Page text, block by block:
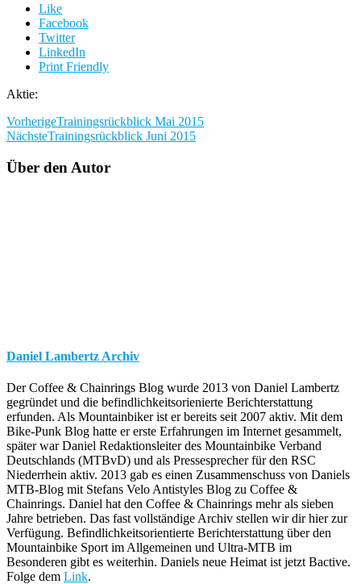
Like
Facebook
Twitter
LinkedIn
Print Friendly
Aktie:
VorherigeTrainingsrückblick Mai 2015
NächsteTrainingsrückblick Juni 2015
Über den Autor
Daniel Lambertz Archiv
Der Coffee & Chainrings Blog wurde 2013 von Daniel Lambertz
gegründet und die befindlichkeitsorienierte Berichterstattung
erfunden. Als Mountainbiker ist er bereits seit 2007 aktiv. Mit dem
Bike-Punk Blog hatte er erste Erfahrungen im Internet gesammelt,
später war Daniel Redaktionsleiter des Mountainbike Verband
Deutschlands (MTBvD) und als Pressesprecher für den RSC
Niederrhein aktiv. 2013 gab es einen Zusammenschuss von Daniels
MTB-Blog mit Stefans Velo Antistyles Blog zu Coffee &
Chainrings. Daniel hat den Coffee & Chainrings mehr als sieben
Jahre betrieben. Das fast vollständige Archiv stellen wir dir hier zur
Verfügung. Befindlichkeitsorientierte Berichterstattung über den
Mountainbike Sport im Allgemeinen und Ultra-MTB im
Besonderen gibt es weiterhin. Daniels neue Heimat ist jetzt Bactive.
Folge dem Link.